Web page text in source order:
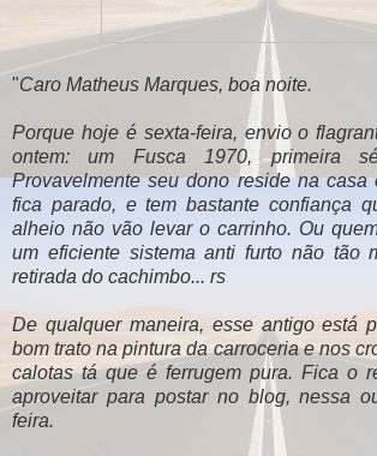
"Caro Matheus Marques, boa noite.
Porque hoje é sexta-feira, envio o
ontem: um Fusca 1970, primeira
Provavelmente seu dono reside na casa
fica parado, e tem bastante confiança
alheio não vão levar o carrinho. Ou
um eficiente sistema anti furto não tão
retirada do cachimbo... rs
De qualquer maneira, esse antigo está
bom trato na pintura da carroceria e nos
calotas tá que é ferrugem pura. Fica o
aproveitar para postar no blog, nessa
feira.